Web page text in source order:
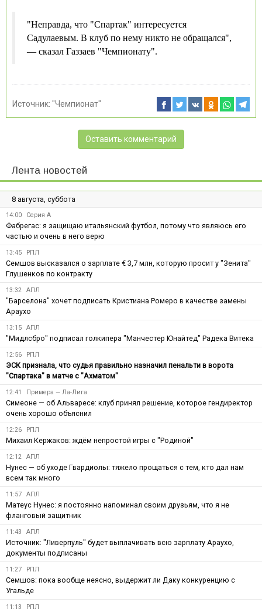
"Неправда, что "Спартак" интересуется
Садулаевым. В клуб по нему никто не обращался",
— сказал Газзаев "Чемпионату".
Источник: "Чемпионат"
Оставить комментарий
Лента новостей
8 августа, суббота
14:00 Серия А
Фабрегас: я защищаю итальянский футбол, потому что являюсь его
частью и очень в него верю
13:45 РПЛ
Семшов высказался о зарплате € 3,7 млн, которую просит у "Зенита"
Глушенков по контракту
13:32 АПЛ
"Барселона" хочет подписать Кристиана Ромеро в качестве замены
Араухо
13:15 АПЛ
"Мидлсбро" подписал голкипера "Манчестер Юнайтед" Радека Витека
12:56 РПЛ
ЭСК признала, что судья правильно назначил пенальти в ворота
"Спартака" в матче с "Ахматом"
12:41 Примера — Ла-Лига
Симеоне — об Альваресе: клуб принял решение, которое гендиректор
очень хорошо объяснил
12:26 РПЛ
Михаил Кержаков: ждём непростой игры с "Родиной"
12:12 АПЛ
Нунес — об уходе Гвардиолы: тяжело прощаться с тем, кто дал нам
всем так много
11:57 АПЛ
Матеус Нунес: я постоянно напоминал своим друзьям, что я не
фланговый защитник
11:43 АПЛ
Источник: "Ливерпуль" будет выплачивать всю зарплату Араухо,
документы подписаны
11:27 РПЛ
Семшов: пока вообще неясно, выдержит ли Даку конкуренцию с
Угальде
11:13 РПЛ